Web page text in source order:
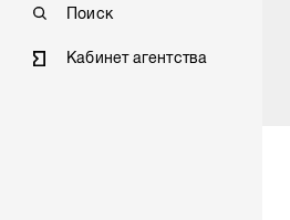
Поиск
Кабинет агентства